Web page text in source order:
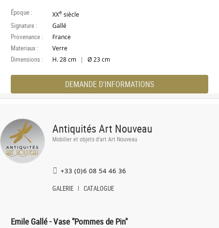
Époque : XXe siècle
Signature : Gallé
Provenance : France
Materiaux : Verre
Dimensions : H. 28 cm | Ø 23 cm
DEMANDE D'INFORMATIONS
Antiquités Art Nouveau
Mobilier et objets d'art Art Nouveau
+33 (0)6 08 54 46 36
GALERIE CATALOGUE
Emile Gallé - Vase "Pommes de Pin"